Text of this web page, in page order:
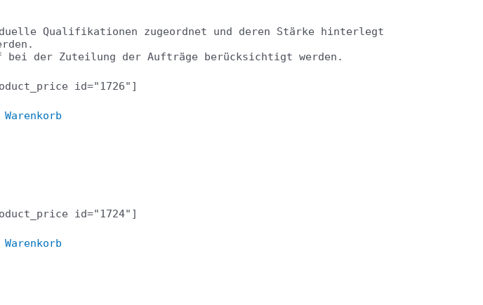
Qualifikationen zugeordnet und deren Stärke hinterlegt
bei der Zuteilung der Aufträge berücksichtigt werden.
id="1726"]
id="1724"]